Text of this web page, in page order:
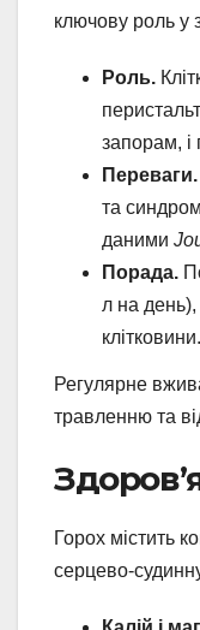
ключову роль у
Роль.
запорам, і
Переваги.
та
даними
Порада.
л на
клітковини.
Регулярне
травленню та
Горох містить
серцево-